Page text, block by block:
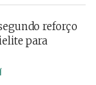
reforço
para